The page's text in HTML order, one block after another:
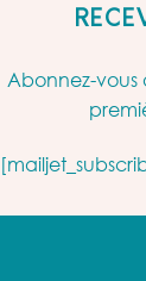
Abonnez-vous